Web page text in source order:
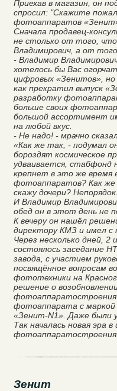
Приехав в магазин, он
спросил: "Скажите
фотоаппаратов
Сначала продавец-
не столько от того,
Владимирович, а от
- Владимир
хотелось бы Вас
цифровых «Зенитов»,
как прекратил выпуск
разработку
больше своих
большой ассортимент
на любой вкус.
- Не надо! - мрачно
«Как же так, - подумал
бороздят космическое
удваивается, стабфонд
крепнет в это же время
фотоаппаратов? Как же
скажу дочери?
И Владимир
обед он в этот день не
К вечеру он нашёл
директору КМЗ и имел с
Через несколько дней,
состоялось заседание
завода, с участием
посвящённое вопросам
фототехники на
решение о
фотоаппаратостроения
фотоаппарата с
«Зенит-N1». Даже были
Так началась новая эра
Зенит